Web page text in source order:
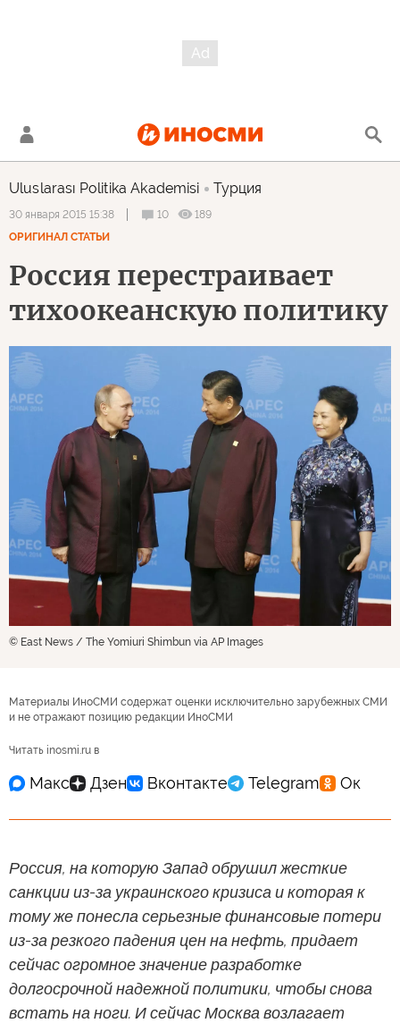
Uluslarası Politika Akademisi Турция
30 января 2015 15:38 10
189
ОРИГИНАЛ СТАТЬИ
Россия перестраивает
тихоокеанскую политику
© East News / The Yomiuri Shimbun via AP Images
Материалы ИноСМИ содержат оценки исключительно зарубежных СМИ
и не отражают позицию редакции ИноСМИ
Читать inosmi.ru в
Россия, на которую Запад обрушил жесткие
санкции из-за украинского кризиса и которая к
тому же понесла серьезные финансовые потери
из-за резкого падения цен на нефть, придает
сейчас огромное значение разработке
долгосрочной надежной политики, чтобы снова
встать на ноги. И сейчас Москва возлагает